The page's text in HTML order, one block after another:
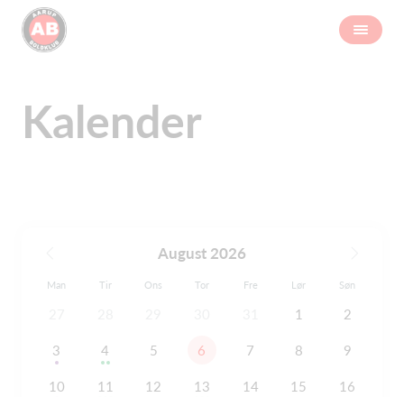
Kalender
August 2026
Man Tir Ons Tor Fre Lør Søn
1 2
3 4 5 6 7 8 9
10 11 12 13 14 15 16